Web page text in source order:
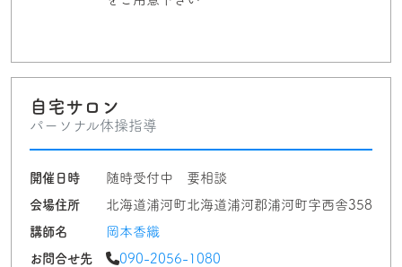
自宅サロン
パーソナル体操指導
開催日時
随時受付中 要相談
会場住所
北海道浦河町北海道浦河郡浦河町字西舎358
講師名
岡本香織
お問合せ先
090-2056-1080